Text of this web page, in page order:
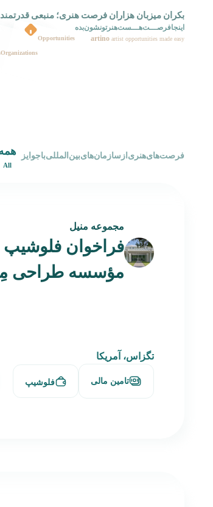
بکران راه اندازی شد
اینجافرصـــت‌هـــست‌هنرتونشون‌بده
artino artist opportunities made easy
Opportunities
Organizations
‌فرصت‌های‌هنری‌از‌سازمان‌های‌بین‌المللی‌با‌جوایز
All
مجموعه منیل
فراخوان فلوشیپ
مؤسسه طراحی
تگزاس، آمریکا
تامین مالی فلوشیپ